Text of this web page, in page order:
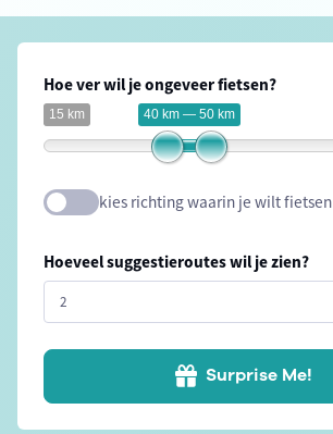
Hoe ver wil je ongeveer fietsen?
15 km 40 km — 50 km
kies richting waarin je wilt fietsen
Hoeveel suggestieroutes wil je zien?
Surprise Me!